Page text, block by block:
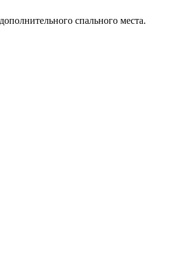
спального места.